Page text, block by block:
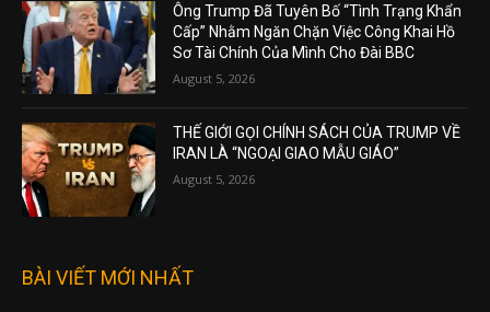
Ông Trump Đã Tuyên Bố “Tình Trạng Khẩn
Cấp” Nhằm Ngăn Chặn Việc Công Khai Hồ
Sơ Tài Chính Của Mình Cho Đài BBC
August 5, 2026
THẾ GIỚI GỌI CHÍNH SÁCH CỦA TRUMP VỀ
IRAN LÀ “NGOẠI GIAO MẪU GIÁO”
August 5, 2026
BÀI VIẾT MỚI NHẤT